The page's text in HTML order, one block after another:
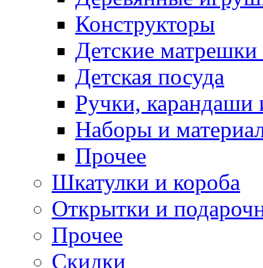
Конструкторы
Детские
Детская посуда
Ручки,
Наборы и
Прочее
Шкатулки и короба
Открытки и
Прочее
Скидки